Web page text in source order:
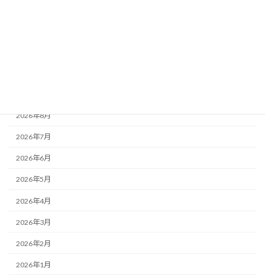
2026年8月
2026年7月
2026年6月
2026年5月
2026年4月
2026年3月
2026年2月
2026年1月